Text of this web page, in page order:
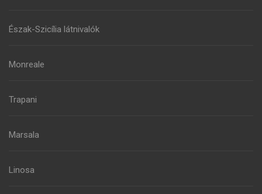
Észak-Szicília látnivalók
Monreale
Trapani
Marsala
Linosa